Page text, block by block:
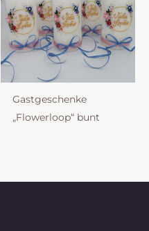
Gastgeschenke
„Flowerloop“ bunt